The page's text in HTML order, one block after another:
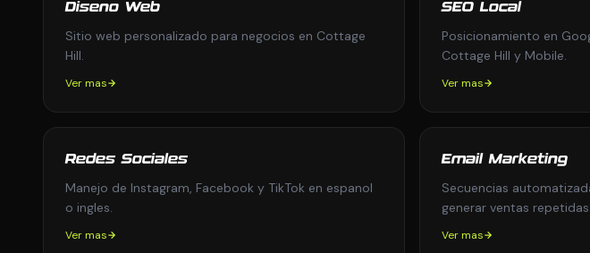
Diseno Web
Sitio web personalizado para negocios en Cottage
Hill.
Ver mas
SEO Local
Posicionamiento en
Cottage Hill y Mobile.
Ver mas
Redes Sociales
Manejo de Instagram, Facebook y TikTok en espanol
o ingles.
Ver mas
Email Marketing
Secuencias
generar ventas repetidas.
Ver mas